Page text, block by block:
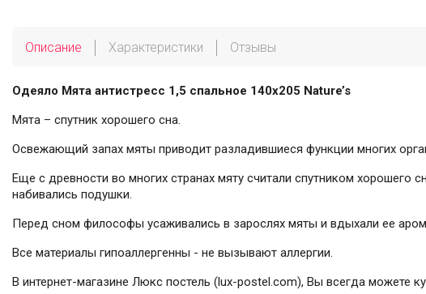
Описание Характеристики Отзывы
Одеяло Мята антистресс 1,5 спальное 140х205 Nature’s
Мята – спутник хорошего сна.
Освежающий запах мяты приводит разладившиеся функции многих
Еще с древности во многих странах мяту считали спутником хорошего
набивались подушки.
Перед сном философы усаживались в зарослях мяты и вдыхали ее
Все материалы гипоаллергенны - не вызывают аллергии.
В интернет-магазине Люкс постель (lux-postel.com), Вы всегда можете